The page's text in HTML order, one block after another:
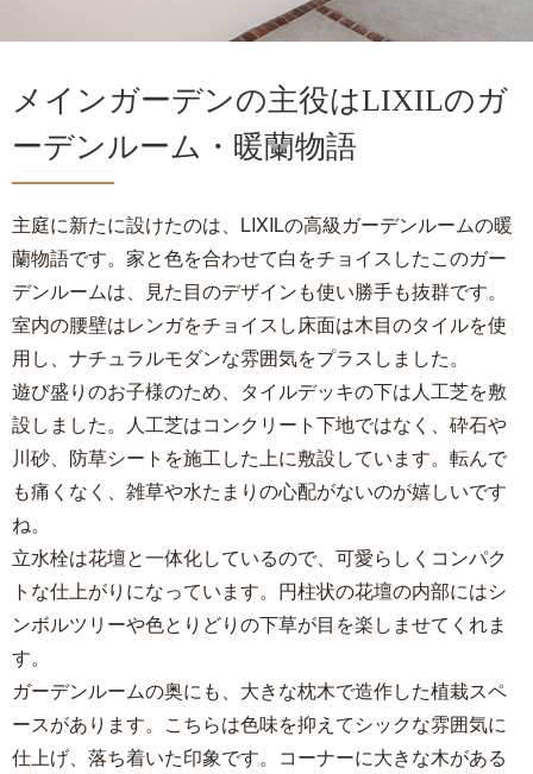
メインガーデンの主役はLIXILのガ
ーデンルーム・暖蘭物語
主庭に新たに設けたのは、LIXILの高級ガーデンルームの暖
蘭物語です。家と色を合わせて白をチョイスしたこのガー
デンルームは、見た目のデザインも使い勝手も抜群です。
室内の腰壁はレンガをチョイスし床面は木目のタイルを使
用し、ナチュラルモダンな雰囲気をプラスしました。
遊び盛りのお子様のため、タイルデッキの下は人工芝を敷
設しました。人工芝はコンクリート下地ではなく、砕石や
川砂、防草シートを施工した上に敷設しています。転んで
も痛くなく、雑草や水たまりの心配がないのが嬉しいです
ね。
立水栓は花壇と一体化しているので、可愛らしくコンパク
トな仕上がりになっています。円柱状の花壇の内部にはシ
ンボルツリーや色とりどりの下草が目を楽しませてくれま
す。
ガーデンルームの奥にも、大きな枕木で造作した植栽スペ
ースがあります。こちらは色味を抑えてシックな雰囲気に
仕上げ、落ち着いた印象です。コーナーに大きな木がある